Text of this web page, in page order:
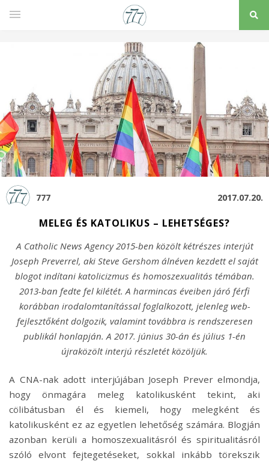
777 2017.07.20.
MELEG ÉS KATOLIKUS – LEHETSÉGES?
A Catholic News Agency 2015-ben közölt kétrészes interjút
Joseph Preverrel, aki Steve Gershom álnéven kezdett el saját
blogot indítani katolicizmus és homoszexualitás témában.
2013-ban fedte fel kilétét. A harmincas éveiben járó férfi
korábban irodalomtanítással foglalkozott, jelenleg web-
fejlesztőként dolgozik, valamint továbbra is rendszeresen
publikál honlapján. A 2017. június 30-án és július 1-én
újraközölt interjú részletét közöljük.
A CNA-nak adott interjújában Joseph Prever elmondja,
hogy önmagára meleg katolikusként tekint, aki
cölibátusban él és kiemeli, hogy melegként és
katolikusként ez az egyetlen lehetőség számára. Blogján
azonban kerüli a homoszexualitásról és spiritualitásról
szóló elvont fejtegetéseket, sokkal inkább törekszik